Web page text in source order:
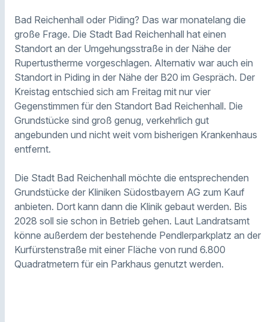
Bad Reichenhall oder Piding? Das war monatelang die
große Frage. Die Stadt Bad Reichenhall hat einen
Standort an der Umgehungsstraße in der Nähe der
Rupertustherme vorgeschlagen. Alternativ war auch ein
Standort in Piding in der Nähe der B20 im Gespräch. Der
Kreistag entschied sich am Freitag mit nur vier
Gegenstimmen für den Standort Bad Reichenhall. Die
Grundstücke sind groß genug, verkehrlich gut
angebunden und nicht weit vom bisherigen Krankenhaus
entfernt.
Die Stadt Bad Reichenhall möchte die entsprechenden
Grundstücke der Kliniken Südostbayern AG zum Kauf
anbieten. Dort kann dann die Klinik gebaut werden. Bis
2028 soll sie schon in Betrieb gehen. Laut Landratsamt
könne außerdem der bestehende Pendlerparkplatz an der
Kurfürstenstraße mit einer Fläche von rund 6.800
Quadratmetern für ein Parkhaus genutzt werden.